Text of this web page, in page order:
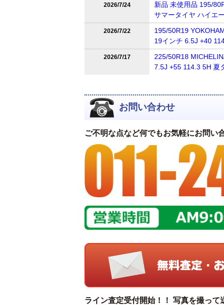
2026/7/24
新品 未使用品 195/
サマータイヤ ハイエ
2026/7/22
195/50R19
19インチ 6.5J +40
2026/7/17
225/50R18
7.5J +55 114.3 5H 夏
お問い合わせ
ご不明な点など何でもお気軽にお問い
ライン査定受付開始！！ 写真を撮って